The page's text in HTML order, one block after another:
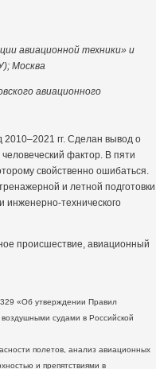
авиационной техники» и
Москва
авиационного
гг. Сделан вывод о
фактор. В пяти
свойственно ошибаться.
и летной подготовки
инженерно-технического
происшествие, авиационный
«Об утверждении Правил
судами в Российской
полетов, анализ авиационных
и препятствиями в